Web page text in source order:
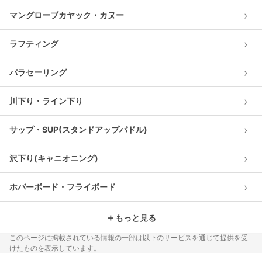
マングローブカヤック・カヌー ›
ラフティング ›
パラセーリング ›
川下り・ライン下り ›
サップ・SUP(スタンドアップパドル) ›
沢下り(キャニオニング) ›
ホバーボード・フライボード ›
＋ もっと見る
このページに掲載されている情報の一部は以下のサービスを通じて提供を受
けたものを表示しています。